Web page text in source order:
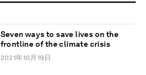
Seven ways to save lives on the
frontline of the climate crisis
2021年10月19日